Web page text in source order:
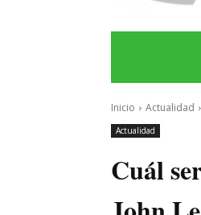
Inicio Actualidad
Actualidad
Cuál